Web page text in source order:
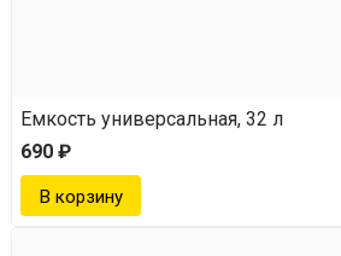
Емкость универсальная, 32 л
690 ₽